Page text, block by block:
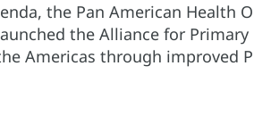
the Pan American Health
the Alliance for
Americas through improved